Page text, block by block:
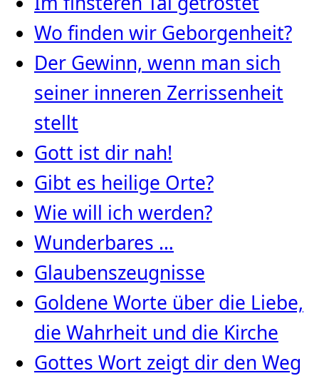
Wo finden wir Geborgenheit?
Der Gewinn, wenn man sich
seiner inneren Zerrissenheit
stellt
Gott ist dir nah!
Gibt es heilige Orte?
Wie will ich werden?
Wunderbares …
Glaubenszeugnisse
Goldene Worte über die Liebe,
die Wahrheit und die Kirche
Gottes Wort zeigt dir den Weg